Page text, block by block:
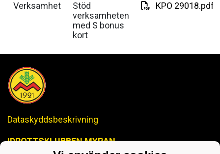
Verksamhet
Stöd
verksamheten
med S bonus
kort
KPO 29018.pdf
Dataskyddsbeskrivning
IDROTTSKLUBBEN MYRAN
-Anrik Historia, Lysande Framtid-